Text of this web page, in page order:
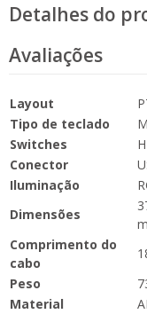
Detalhes do
Avaliações
Layout
Tipo de teclado
Switches
Conector
Iluminação
Dimensões
Comprimento do
cabo
Peso
Material